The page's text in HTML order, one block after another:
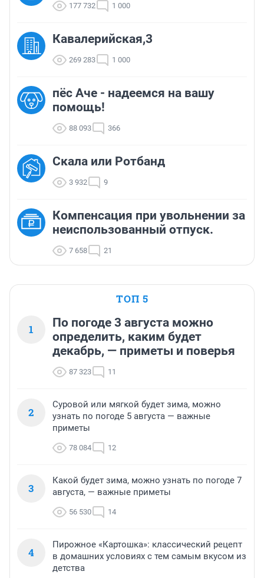
177 732 1 000
Кавалерийская,3
269 283 1 000
пёс Аче - надеемся на вашу
помощь!
88 093 366
Скала или Ротбанд
3 932 9
Компенсация при увольнении за
неиспользованный отпуск.
7 658 21
ТОП 5
1
По погоде 3 августа можно
определить, каким будет
декабрь, — приметы и поверья
87 323 11
2
Суровой или мягкой будет зима, можно
узнать по погоде 5 августа — важные
приметы
78 084 12
3
Какой будет зима, можно узнать по погоде 7
августа, — важные приметы
56 530 14
4
Пирожное «Картошка»: классический рецепт
в домашних условиях с тем самым вкусом из
детства